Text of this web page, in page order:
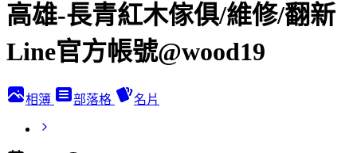
高雄-長青紅木傢俱/維修/翻新
Line官方帳號@wood19
相簿 部落格 名片